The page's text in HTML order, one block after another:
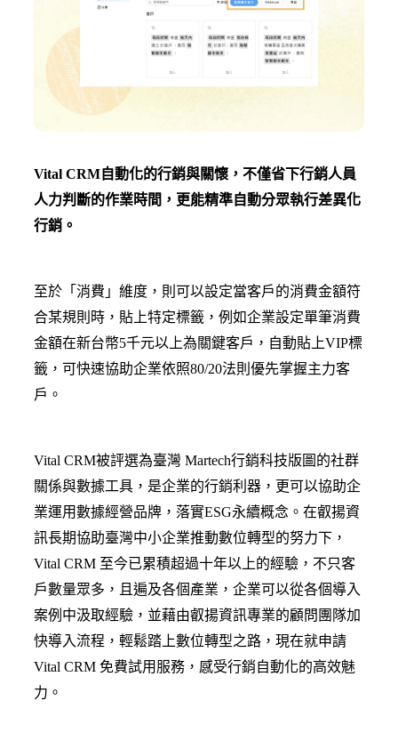
Vital CRM自動化的行銷與關懷，不僅省下行銷人員
人力判斷的作業時間，更能精準自動分眾執行差異化
行銷。
至於「消費」維度，則可以設定當客戶的消費金額符
合某規則時，貼上特定標籤，例如企業設定單筆消費
金額在新台幣5千元以上為關鍵客戶，自動貼上VIP標
籤，可快速協助企業依照80/20法則優先掌握主力客
戶。
Vital CRM被評選為臺灣 Martech行銷科技版圖的社群
關係與數據工具，是企業的行銷利器，更可以協助企
業運用數據經營品牌，落實ESG永續概念。在叡揚資
訊長期協助臺灣中小企業推動數位轉型的努力下，
Vital CRM 至今已累積超過十年以上的經驗，不只客
戶數量眾多，且遍及各個產業，企業可以從各個導入
案例中汲取經驗，並藉由叡揚資訊專業的顧問團隊加
快導入流程，輕鬆踏上數位轉型之路，現在就申請
Vital CRM 免費試用服務，感受行銷自動化的高效魅
力。